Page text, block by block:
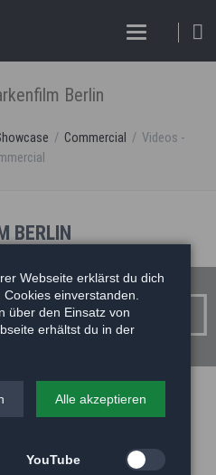
Berlin
Commercial
Videos -
BERLIN
Webseite erklärst du dich
einverstanden.
über den Einsatz von
erhältst du in der
Alle akzeptieren
YouTube